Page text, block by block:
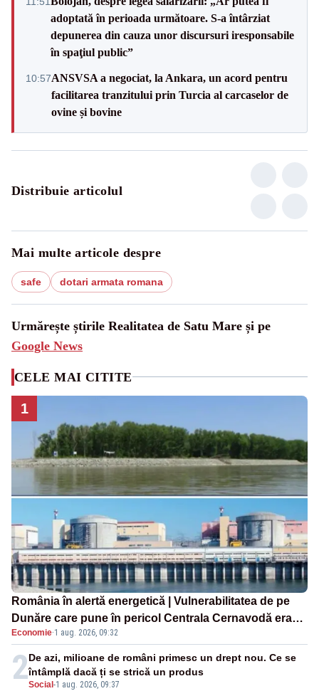
adoptată în perioada următoare. S-a întârziat
depunerea din cauza unor discursuri iresponsabile
în spaţiul public”
10:57ANSVSA a negociat, la Ankara, un acord pentru
facilitarea tranzitului prin Turcia al carcaselor de
ovine și bovine
Distribuie articolul
Mai multe articole despre
safe dotari armata romana
Urmărește știrile Realitatea de Satu Mare și pe
Google News
CELE MAI CITITE
1
România în alertă energetică | Vulnerabilitatea de pe
Dunăre care pune în pericol Centrala Cernavodă era
cunoscută de pe vremea lui Ceaușescu
Economie·1 aug. 2026, 09:32
2Social -1 aug. 2026, 09:37
De azi, milioane de români primesc un drept nou. Ce se
întâmplă dacă ți se strică un produs